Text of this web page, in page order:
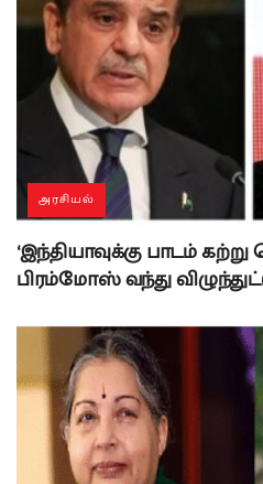
அரசியல்
‘இந்தியாவுக்கு பாடம்
பிரம்மோஸ் வந்து